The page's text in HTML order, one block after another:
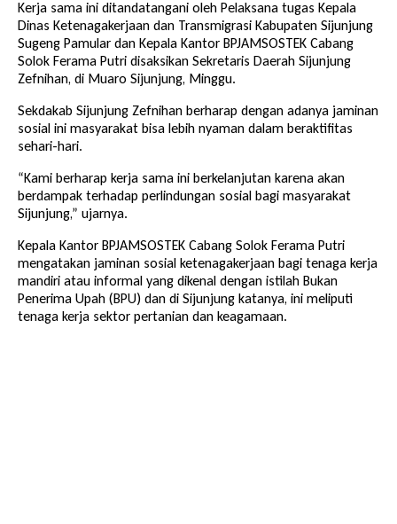
Kerja sama ini ditandatangani oleh Pelaksana tugas Kepala
Dinas Ketenagakerjaan dan Transmigrasi Kabupaten Sijunjung
Sugeng Pamular dan Kepala Kantor BPJAMSOSTEK Cabang
Solok Ferama Putri disaksikan Sekretaris Daerah Sijunjung
Zefnihan, di Muaro Sijunjung, Minggu.
Sekdakab Sijunjung Zefnihan berharap dengan adanya jaminan
sosial ini masyarakat bisa lebih nyaman dalam beraktifitas
sehari-hari.
“Kami berharap kerja sama ini berkelanjutan karena akan
berdampak terhadap perlindungan sosial bagi masyarakat
Sijunjung,” ujarnya.
Kepala Kantor BPJAMSOSTEK Cabang Solok Ferama Putri
mengatakan jaminan sosial ketenagakerjaan bagi tenaga kerja
mandiri atau informal yang dikenal dengan istilah Bukan
Penerima Upah (BPU) dan di Sijunjung katanya, ini meliputi
tenaga kerja sektor pertanian dan keagamaan.